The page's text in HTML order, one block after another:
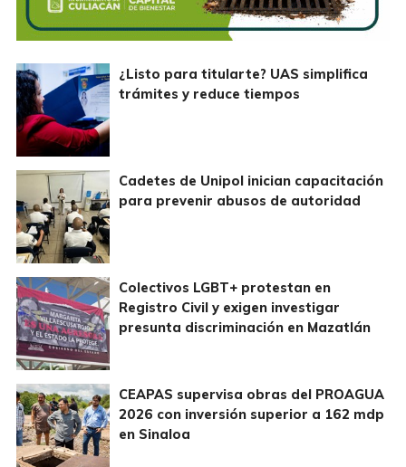
¿Listo para titularte? UAS simplifica
trámites y reduce tiempos
Cadetes de Unipol inician capacitación
para prevenir abusos de autoridad
Colectivos LGBT+ protestan en
Registro Civil y exigen investigar
presunta discriminación en Mazatlán
CEAPAS supervisa obras del PROAGUA
2026 con inversión superior a 162 mdp
en Sinaloa